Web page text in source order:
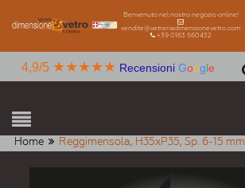
Benvenuto nel nostro negozio online!
vendite@vetreriadimensionevetro.com
+39 0163 560432
4,9/5 ★★★★★ Recensioni Google
Home Reggimensola, H35xP35, Sp. 6-15 mm